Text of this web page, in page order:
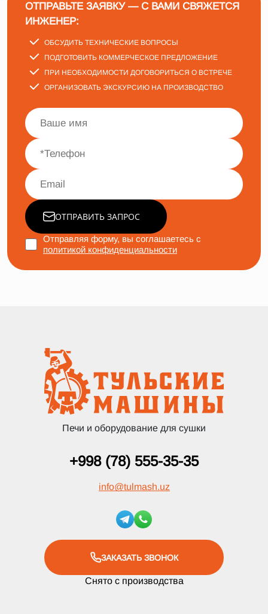
ОТПРАВЬТЕ ЗАЯВКУ — С ВАМИ СВЯЖЕТСЯ
ИНЖЕНЕР:
ОБСУДИТЬ ТЕХНИЧЕСКИЕ ВОПРОСЫ
ПОДГОТОВИТЬ КОММЕРЧЕСКОЕ ПРЕДЛОЖЕНИЕ
ПРИ НЕОБХОДИМОСТИ ДОГОВОРИТЬСЯ О ВСТРЕЧЕ
ОРГАНИЗОВАТЬ ЭКСКУРСИЮ НА ПРОИЗВОДСТВО
ОТПРАВИТЬ ЗАПРОС
Отправляя форму, вы соглашаетесь с
политикой конфиденциальности
Печи и оборудование для сушки
+998 (78) 555-35-35
info@tulmash.uz
ЗАКАЗАТЬ ЗВОНОК
Снято с производства